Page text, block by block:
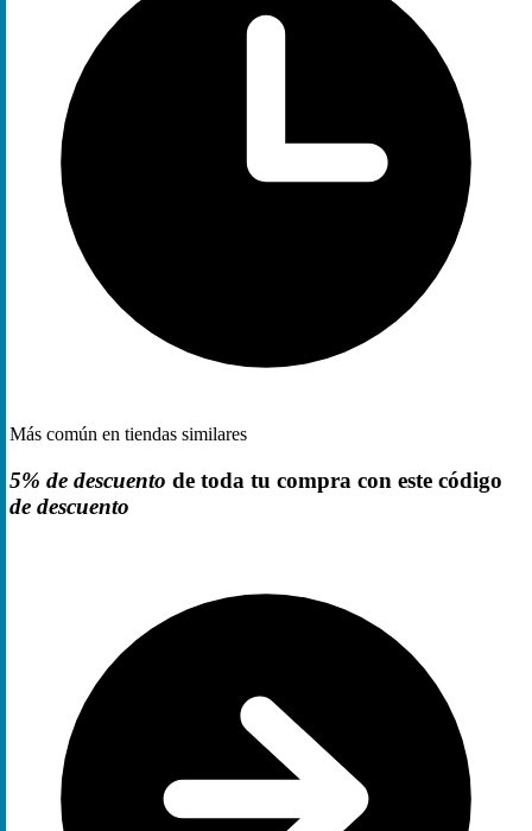
Más común en tiendas similares
5% de descuento de toda tu compra con este código
de descuento